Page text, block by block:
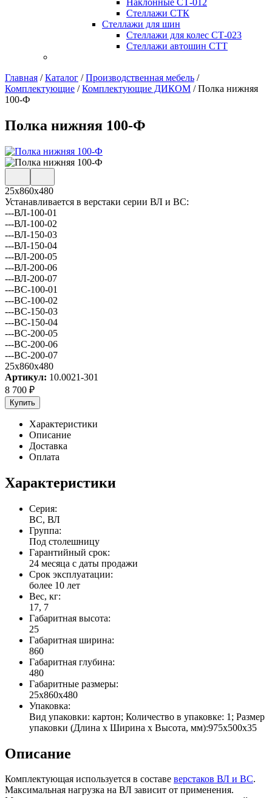
Наклонные СТ-012
Стеллажи СТК
Стеллажи для шин
Стеллажи для колес СТ-023
Стеллажи автошин СТТ
Главная /Каталог /Производственная мебель /
Комплектующие /Комплектующие ДИКОМ /Полка нижняя
100-Ф
Полка нижняя 100-Ф
25х860х480
Устанавливается в верстаки серии ВЛ и ВС:
---ВЛ-100-01
---ВЛ-100-02
---ВЛ-150-03
---ВЛ-150-04
---ВЛ-200-05
---ВЛ-200-06
---ВЛ-200-07
---ВС-100-01
---ВС-100-02
---ВС-150-03
---ВС-150-04
---ВС-200-05
---ВС-200-06
---ВС-200-07
25x860x480
Артикул: 10.0021-301
8 700 ₽
Купить
Характеристики
Описание
Доставка
Оплата
Характеристики
Серия:
ВС, ВЛ
Группа:
Под столешницу
Гарантийный срок:
24 месяца с даты продажи
Срок эксплуатации:
более 10 лет
Вес, кг:
17, 7
Габаритная высота:
25
Габаритная ширина:
860
Габаритная глубина:
480
Габаритные размеры:
25x860x480
Упаковка:
Вид упаковки: картон; Количество в упаковке: 1; Размер
упаковки (Длина х Ширина х Высота, мм):975х500х35
Описание
Комплектующая используется в составе верстаков ВЛ и ВС.
Максимальная нагрузка на ВЛ зависит от применения.